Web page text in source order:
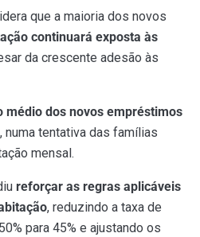
que a maioria dos novos
continuará exposta às
da crescente adesão às
médio dos novos empréstimos
, numa tentativa das famílias
mensal.
reforçar as regras aplicáveis
, reduzindo a taxa de
para 45% e ajustando os